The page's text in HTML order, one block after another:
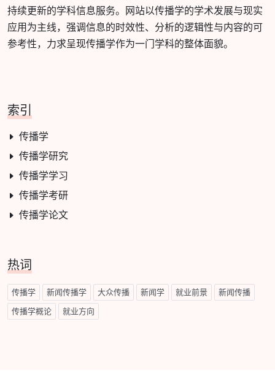
持续更新的学科信息服务。网站以传播学的学术发展与现实
应用为主线，强调信息的时效性、分析的逻辑性与内容的可
参考性，力求呈现传播学作为一门学科的整体面貌。
索引
传播学
传播学研究
传播学学习
传播学考研
传播学论文
热词
传播学 新闻传播学 大众传播 新闻学 就业前景 新闻传播
传播学概论 就业方向